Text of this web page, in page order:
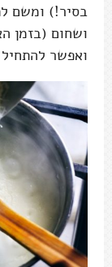
בסיר!) ומשם
ושחום (בזמן
ואפשר